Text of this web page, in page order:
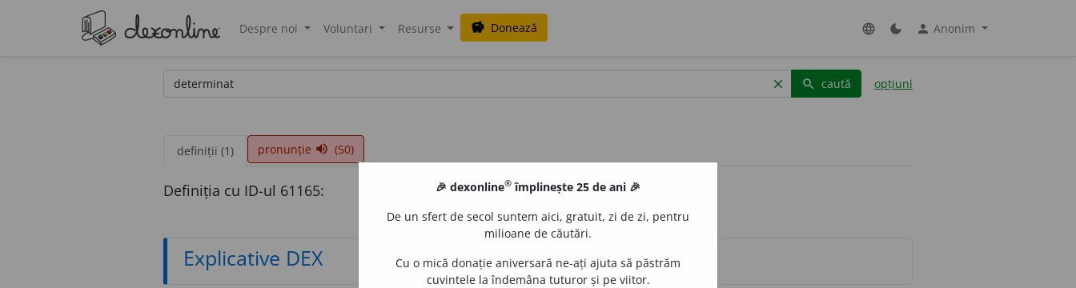
Despre noi Voluntari Resurse savings Donează language dark_mode person Anonim
clear search caută opțiuni
definiții (1) pronunție volume_up (50)
Definiția cu ID-ul 61165:
Explicative DEX
🎉 dexonline® împlinește 25 de ani 🎉
De un sfert de secol suntem aici, gratuit, zi de zi, pentru
milioane de căutări.
Cu o mică donație aniversară ne-ați ajuta să păstrăm
cuvintele la îndemâna tuturor și pe viitor.